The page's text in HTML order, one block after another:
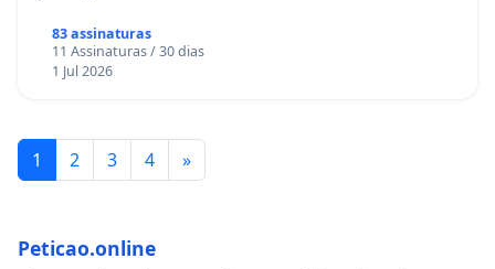
83 assinaturas
11 Assinaturas / 30 dias
1 Jul 2026
1 2 3 4 »
Peticao.online